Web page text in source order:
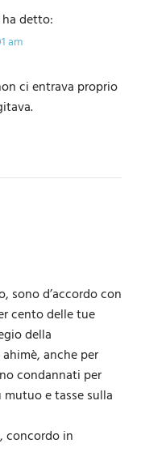
ha detto:
am
ci entrava proprio
sono d’accordo con
cento delle tue
della
anche per
condannati per
e tasse sulla
concordo in